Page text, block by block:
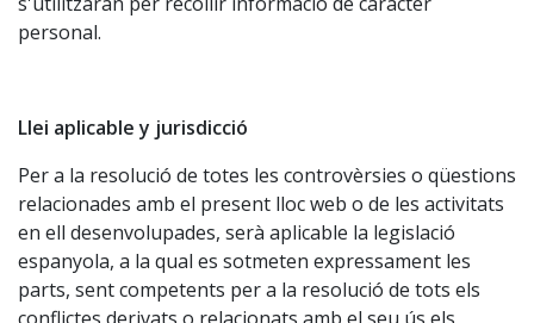
personal.
Llei aplicable y jurisdicció
Per a la resolució de totes les controvèrsies o qüestions
relacionades amb el present lloc web o de les activitats
en ell desenvolupades, serà aplicable la legislació
espanyola, a la qual es sotmeten expressament les
parts, sent competents per a la resolució de tots els